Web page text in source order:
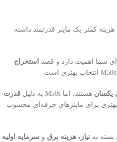
هزینه کمتر یک ماینر قدرتمند داشته
شما اهمیت دارد و قصد
استخراج
یکسان هستند، اما M50s به دلیل
قدرت
بهتری برای ماینرهای حرفه‌ای محسوب
بسته به نیاز، هزینه برق و سرمایه اولیه